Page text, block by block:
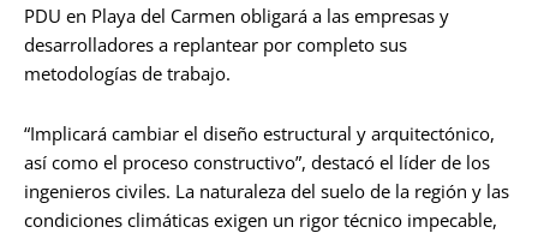
PDU en Playa del Carmen obligará a las empresas y
desarrolladores a replantear por completo sus
metodologías de trabajo.
“Implicará cambiar el diseño estructural y arquitectónico,
así como el proceso constructivo”, destacó el líder de los
ingenieros civiles. La naturaleza del suelo de la región y las
condiciones climáticas exigen un rigor técnico impecable,